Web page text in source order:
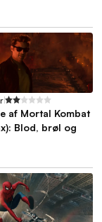
af Mortal Kombat
Blod, brøl og